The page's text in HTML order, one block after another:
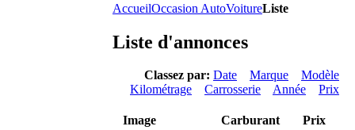
AccueilOccasion AutoVoitureListe
Liste d'annonces
Classez par: Date Marque
Modèle
Kilométrage
Carrosserie Année Prix
Image Carburant Prix